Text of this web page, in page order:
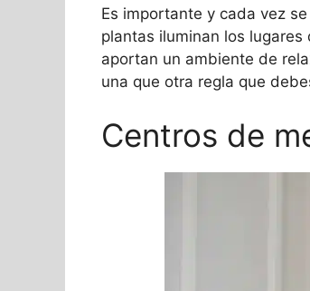
Es importante y cada vez
plantas iluminan los
aportan un ambiente de
una que otra regla que
Centros de